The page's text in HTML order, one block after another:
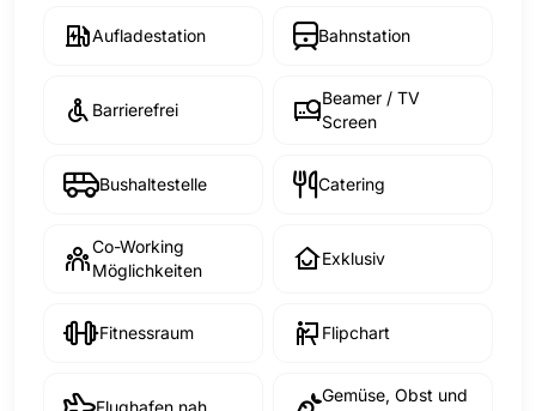
Aufladestation Bahnstation
Barrierefrei
Beamer / TV
Screen
Bushaltestelle Catering
Co-Working
Möglichkeiten
Exklusiv
Fitnessraum Flipchart
Gemüse, Obst und